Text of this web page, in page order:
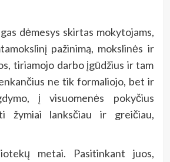
dėmesys skirtas mokytojams,
pažinimą, mokslinės ir
tiriamojo darbo įgūdžius ir tam
ne tik formaliojo, bet ir
į visuomenės pokyčius
žymiai lanksčiau ir greičiau,
metai. Pasitinkant juos,